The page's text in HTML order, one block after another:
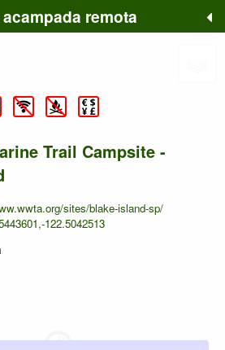
remota
Trail Campsite -
sites/blake-island-sp/
122.5042513